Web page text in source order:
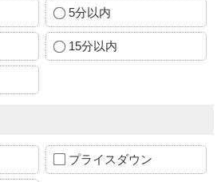
5分以内
15分以内
プライスダウン